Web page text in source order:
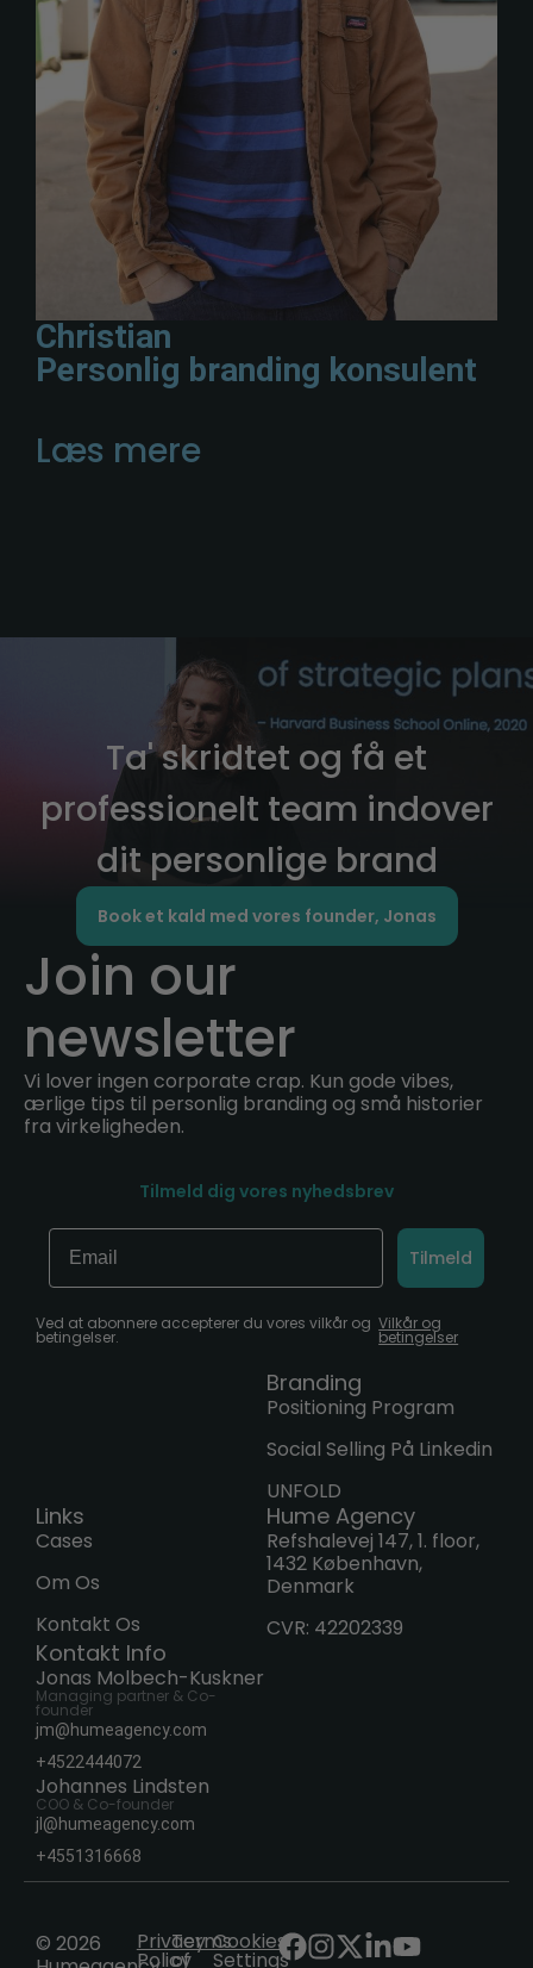
Christian
Personlig branding konsulent
Læs mere
Ta' skridtet og få et
professionelt team indover
dit personlige brand
Book et kald med vores founder, Jonas
Join our
newsletter
Vi lover ingen corporate crap. Kun gode vibes,
ærlige tips til personlig branding og små historier
fra virkeligheden.
Tilmeld dig vores nyhedsbrev
Email
Tilmeld
Ved at abonnere accepterer du vores vilkår og
betingelser.
Vilkår og
betingelser
Branding
Positioning Program
Social Selling På Linkedin
UNFOLD
Links
Cases
Om Os
Kontakt Os
Hume Agency
Refshalevej 147, 1. floor,
1432 København,
Denmark
CVR: 42202339
Kontakt Info
Jonas Molbech-Kuskner
Managing partner & Co-
founder
jm@humeagency.com
+4522444072
Johannes Lindsten
COO & Co-founder
jl@humeagency.com
+4551316668
© 2026
Privacy
Policy
Terms
of
Cookies
Settings